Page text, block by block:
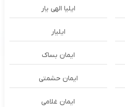
ایلیا الهی یار
ایلیار
ایمان بساک
ایمان حشمتی
ایمان غلامی